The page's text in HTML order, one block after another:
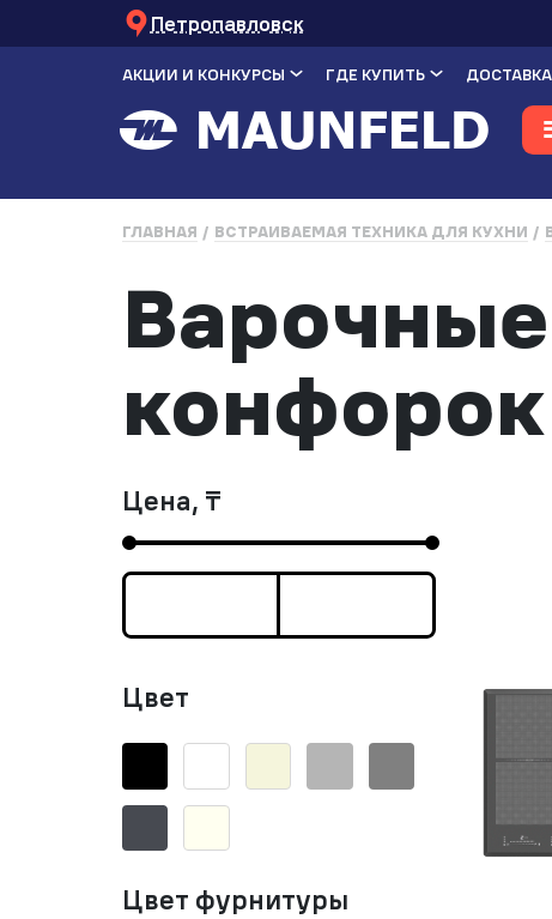
Петропавловск
АКЦИИ И КОНКУРСЫ ГДЕ КУПИТЬ
ГЛАВНАЯ ВСТРАИВАЕМАЯ ТЕХНИКА ДЛЯ КУХНИ
Цена, ₸
Цвет
Цвет фурнитуры